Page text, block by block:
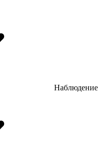
Наблюдение